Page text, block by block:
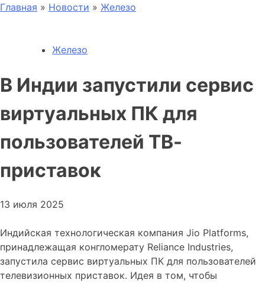
Главная » Новости » Железо
Железо
В Индии запустили сервис
виртуальных ПК для
пользователей ТВ-
приставок
13 июля 2025
Индийская технологическая компания Jio Platforms,
принадлежащая конгломерату Reliance Industries,
запустила сервис виртуальных ПК для пользователей
телевизионных приставок. Идея в том, чтобы